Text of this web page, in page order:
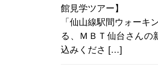
館見学ツアー】
「仙山線駅間ウォーキ
る、ＭＢＴ仙台さんの
込みくださ […]